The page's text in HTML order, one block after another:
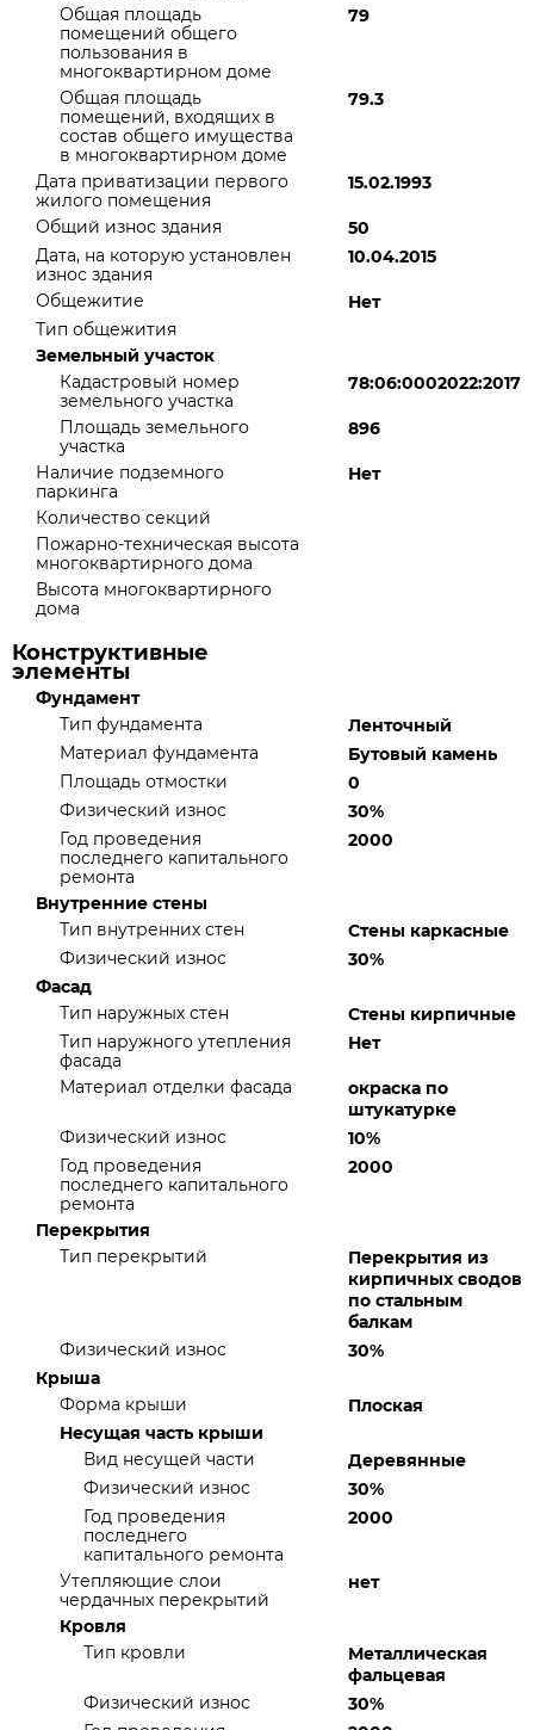
Общая площадь
помещений общего
пользования в
многоквартирном доме
79
Общая площадь
помещений, входящих в
состав общего имущества
в многоквартирном доме
79.3
Дата приватизации первого
жилого помещения
15.02.1993
Общий износ здания
50
Дата, на которую установлен
износ здания
10.04.2015
Общежитие
Нет
Тип общежития
Земельный участок
Кадастровый номер
земельного участка
78:06:0002022:2017
Площадь земельного
участка
896
Наличие подземного
паркинга
Нет
Количество секций
Пожарно-техническая высота
многоквартирного дома
Высота многоквартирного
дома
Конструктивные
элементы
Фундамент
Тип фундамента
Ленточный
Материал фундамента
Бутовый камень
Площадь отмостки
0
Физический износ
30%
Год проведения
последнего капитального
ремонта
2000
Внутренние стены
Тип внутренних стен
Стены каркасные
Физический износ
30%
Фасад
Тип наружных стен
Стены кирпичные
Тип наружного утепления
фасада
Нет
Материал отделки фасада
окраска по
штукатурке
Физический износ
10%
Год проведения
последнего капитального
ремонта
2000
Перекрытия
Тип перекрытий
Перекрытия из
кирпичных сводов
по стальным
балкам
Физический износ
30%
Крыша
Форма крыши
Плоская
Несущая часть крыши
Вид несущей части
Деревянные
Физический износ
30%
Год проведения
последнего
капитального ремонта
2000
Утепляющие слои
чердачных перекрытий
нет
Кровля
Тип кровли
Металлическая
фальцевая
Физический износ
30%